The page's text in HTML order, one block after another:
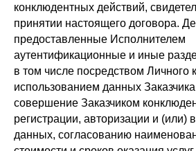
конклюдентных действий,
принятии настоящего договора.
предоставленные Исполнителем
аутентификационные и иные
в том числе посредством Личного
использованием данных
совершение Заказчиком
регистрации, авторизации и (или)
данных, согласованию